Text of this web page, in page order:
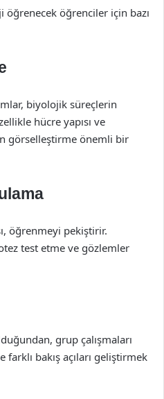
öğrenciler için bazı
biyolojik süreçlerin
hücre yapısı ve
görselleştirme önemli bir
öğrenmeyi pekiştirir.
test etme ve gözlemler
grup çalışmaları
bakış açıları geliştirmek